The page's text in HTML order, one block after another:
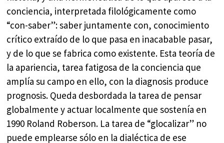
conciencia, interpretada filológicamente como
“con-saber”: saber juntamente con, conocimiento
crítico extraído de lo que pasa en inacabable pasar,
y de lo que se fabrica como existente. Esta teoría de
la apariencia, tarea fatigosa de la conciencia que
amplía su campo en ello, con la diagnosis produce
prognosis. Queda desbordada la tarea de pensar
globalmente y actuar localmente que sostenía en
1990 Roland Roberson. La tarea de “glocalizar” no
puede emplearse sólo en la dialéctica de ese